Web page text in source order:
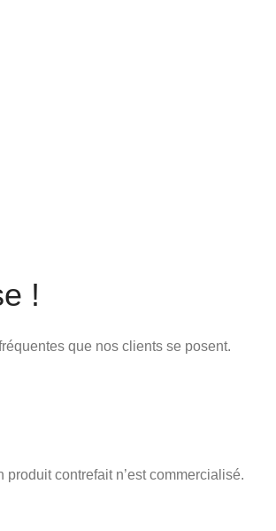
!
que nos clients se posent.
produit contrefait n’est commercialisé.